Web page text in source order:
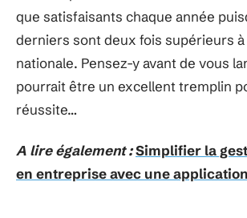
que satisfaisants chaque année
derniers sont deux fois supérieurs à
nationale. Pensez-y avant de vous
pourrait être un excellent tremplin
réussite…
A lire également :Simplifier la
en entreprise avec une